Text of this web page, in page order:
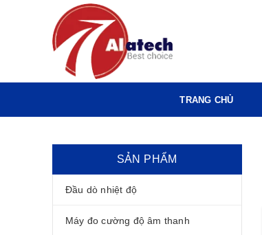
TRANG CHỦ
SẢN PHẨM
Đầu dò nhiệt độ
Máy đo cường độ âm thanh